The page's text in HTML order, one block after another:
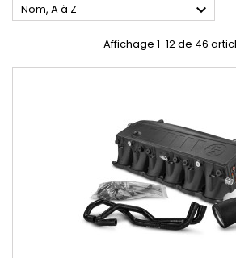
Nom, A à Z 
Affichage 1-12 de 46